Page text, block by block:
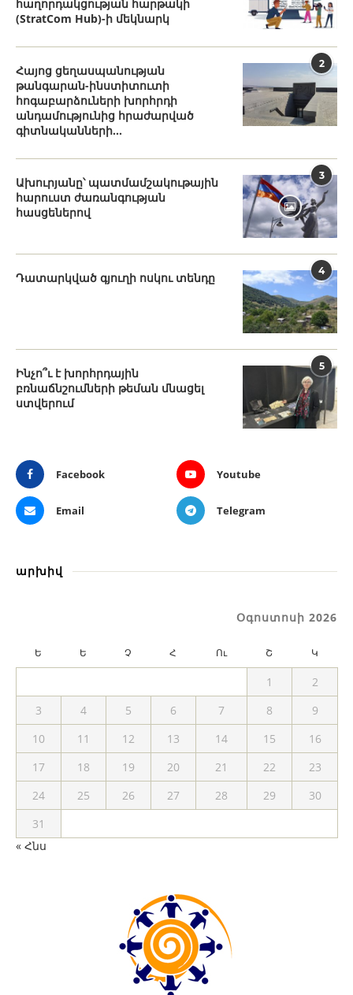
հաղորդակցության հարթակի
(StratCom Hub)-ի մեկնարկ
2
Հայոց ցեղասպանության
թանգարան-ինստիտուտի
հոգաբարձուների խորհրդի
անդամությունից հրաժարված
գիտնականների...
3
Ախուրյանը՝ պատմամշակութային
հարուստ ժառանգության
հասցեներով
4
Դատարկված գյուղի ոսկու տենդը
5
Ինչո՞ւ է խորհրդային
բռնաճնշումների թեման մնացել
ստվերում
Facebook Youtube
Email Telegram
արխիվ
Օգոստոսի 2026
Ե Ե Չ Հ Ու Շ Կ
1
2
3
4 5 6 7 8
9
10
11 12 13 14 15
16
17
18 19 20 21 22
23
24
25 26 27 28 29
30
31
« Հնս